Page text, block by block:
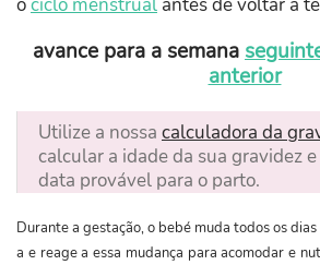
avance para a semana
anterior
Utilize a nossa calculadora da
calcular a idade da sua gravidez
data provável para o parto.
Durante a gestação, o bebé muda todos os
a e reage a essa mudança para acomodar e